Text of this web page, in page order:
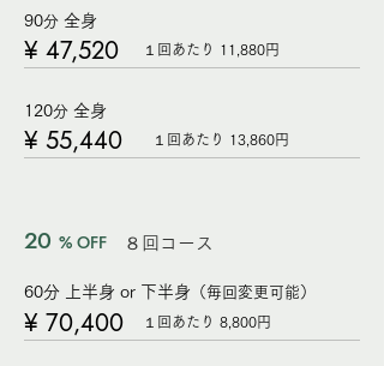
90分 全身
¥ 47,520 １回あたり 11,880円
120分 全身
¥ 55,440 １回あたり 13,860円
20 % OFF ８回コース
60分 上半身 or 下半身 （毎回変更可能）
¥ 70,400 １回あたり 8,800円